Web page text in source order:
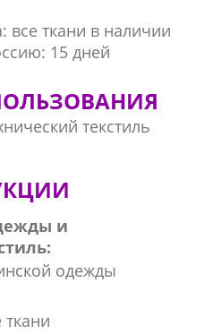
все ткани в наличии
15 дней
текстиль
и
одежды